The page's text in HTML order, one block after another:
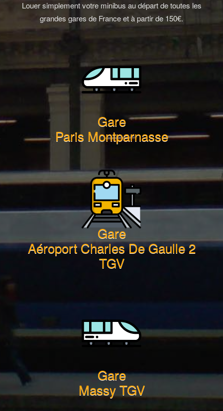
Louer simplement votre minibus au départ de toutes les
grandes gares de France et à partir de 150€.
Gare
Paris Montparnasse
Gare
Aéroport Charles De Gaulle 2
TGV
Gare
Massy TGV